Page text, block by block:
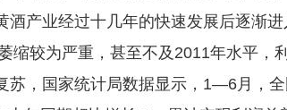
酒产业经过十几年的快速发展后逐渐
缩较为严重，甚至不及2011年水平，
苏，国家统计局数据显示，1—6月，